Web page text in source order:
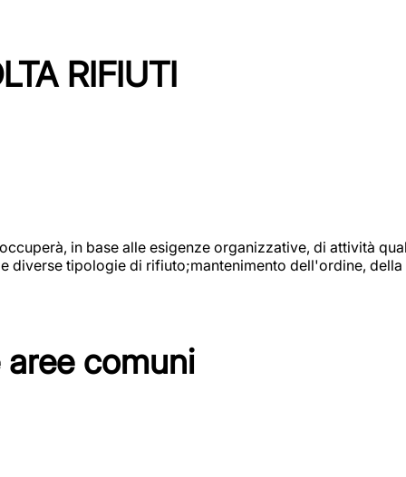
RIFIUTI
in base alle esigenze organizzative, di attività
tipologie di rifiuto;mantenimento dell'ordine,
comuni